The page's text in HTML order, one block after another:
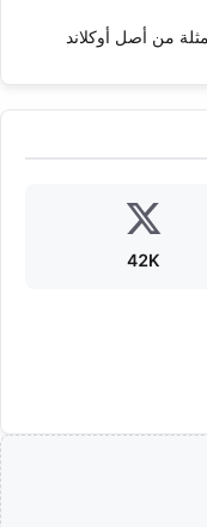
من أصل أوكلاند
42K